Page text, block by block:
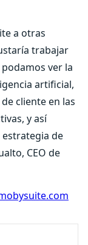
a otras
trabajar
ver la
artificial,
cliente en las
y así
de
CEO de